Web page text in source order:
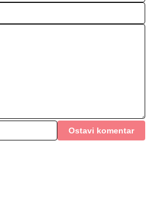
Ostavi komentar